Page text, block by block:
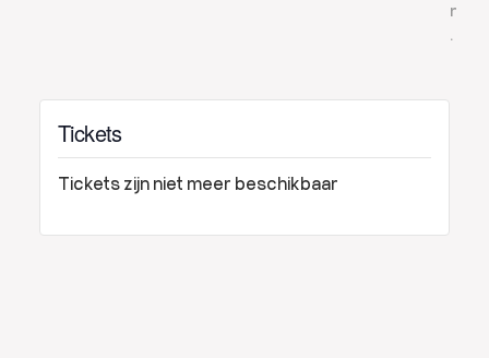
r
.
Tickets
Tickets zijn niet meer beschikbaar